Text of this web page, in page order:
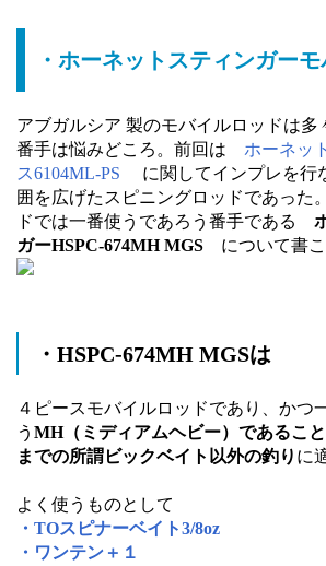
・ホーネットスティンガー
アブガルシア 製のモバイルロッドは多
番手は悩みどころ。前回は ホーネッ
ス6104ML-PS に関してインプレを行
囲を広げたスピニングロッドであった
ドでは一番使うであろう番手である
ガーHSPC-674MH MGS について書こ
・HSPC-674MH MGSは
４ピースモバイルロッドであり、かつ
う MH（ミディアムヘビー）であるこ
までの所謂ビックベイト以外の釣り に
よく使うものとして
・TOスピナーベイト3/8oz
・ワンテン＋１